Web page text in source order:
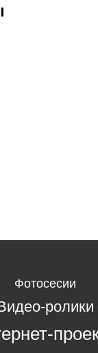
Фотосесии
ролики